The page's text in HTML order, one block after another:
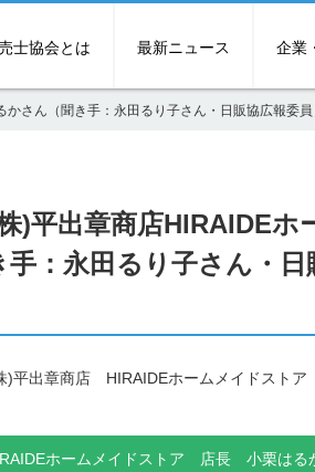
士協会とは 最新ニュース 企業
さん（聞き手：永田るり子さん・日販協広報委員
)平出章商店HIRAIDEホ
：永田るり子さん・日
)平出章商店 HIRAIDEホームメイドスト
ホームメイドストア 店長 小栗はる